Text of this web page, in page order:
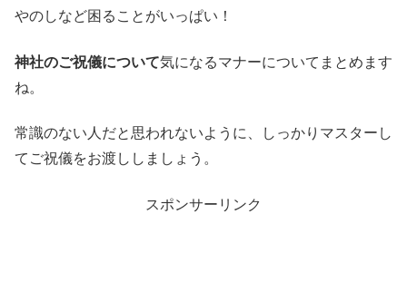
やのしなど困ることがいっぱい！
神社のご祝儀について気になるマナーについてまとめます
ね。
常識のない人だと思われないように、しっかりマスターし
てご祝儀をお渡ししましょう。
スポンサーリンク